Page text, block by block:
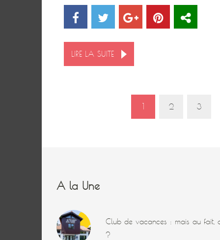
LIRE LA SUITE
2 3
A la Une
Club de vacances : mais au fait,
?